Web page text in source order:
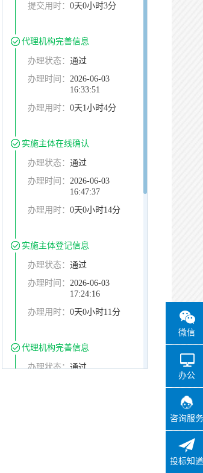
微信
办公
咨询服务
投标知道
提交用时： 0天0小时3分
代理机构完善信息
办理状态： 通过
办理时间： 2026-06-03
16:33:51
办理用时： 0天1小时4分
实施主体在线确认
办理状态： 通过
办理时间： 2026-06-03
16:47:37
办理用时： 0天0小时14分
实施主体登记信息
办理状态： 通过
办理时间： 2026-06-03
17:24:16
办理用时： 0天0小时11分
代理机构完善信息
办理状态：通过